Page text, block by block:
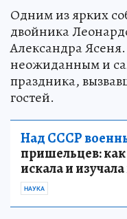
Одним из ярких
двойника
Александра
неожиданным и
праздника,
гостей.
Над СССР
пришельцев: как
искала и
НАУКА